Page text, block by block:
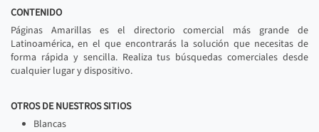
CONTENIDO
Páginas Amarillas es el directorio comercial más grande de
Latinoamérica, en el que encontrarás la solución que necesitas de
forma rápida y sencilla. Realiza tus búsquedas comerciales desde
cualquier lugar y dispositivo.
OTROS DE NUESTROS SITIOS
Blancas